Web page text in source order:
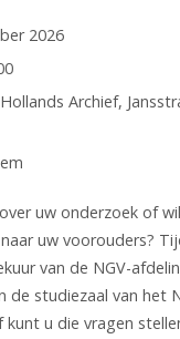
2026
Archief,
uw onderzoek of
uw voorouders?
van de NGV-
de studiezaal van het
kunt u die vragen